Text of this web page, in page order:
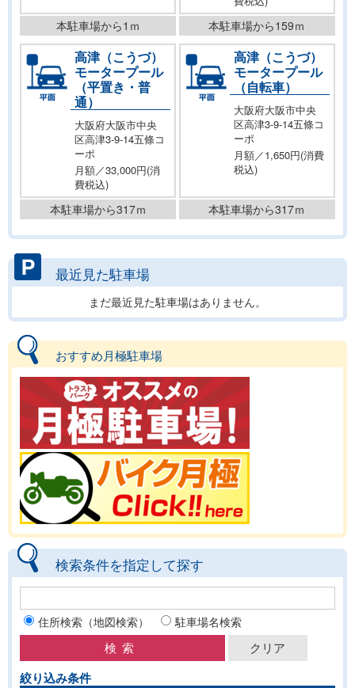
本駐車場から1ｍ 本駐車場から159ｍ
高津（こうづ）
モータープール
（平置き・普
通）
大阪府大阪市中央
区高津3-9-14五條コ
ーポ
月額／33,000円(消
費税込)
本駐車場から317ｍ
高津（こうづ）
モータープール
（自転車）
大阪府大阪市中央
区高津3-9-14五條コ
ーポ
月額／1,650円(消費
税込)
本駐車場から317ｍ
最近見た駐車場
まだ最近見た駐車場はありません。
おすすめ月極駐車場
検索条件を指定して探す
住所検索（地図検索） 駐車場名検索
絞り込み条件